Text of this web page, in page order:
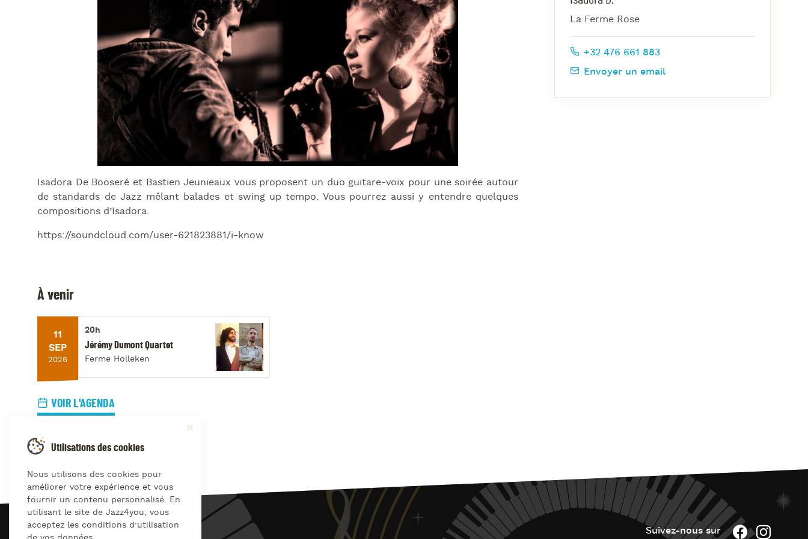
Jazz Nights
Les Midis-Jazz
Jazz au Pavillon
Jazz & Jam at CBG
Isadora De Booseré et Bastien Jeunieaux vous proposent un duo guitare-voix pour une soirée autour
de standards de Jazz mêlant balades et swing up tempo. Vous pourrez aussi y entendre quelques
compositions d’Isadora.
https://soundcloud.com/user-621823881/i-know
La Ferme Rose
+32 476 661 883
Envoyer un email
À venir
11
SEP
2026
20h
Jérémy Dumont Quartet
Ferme Holleken
VOIR L'AGENDA
JAZZ4YOU Suivez-nous sur
Utilisations des cookies
Nous utilisons des cookies pour
améliorer votre expérience et vous
fournir un contenu personnalisé. En
utilisant le site de Jazz4you, vous
acceptez les conditions d’utilisation